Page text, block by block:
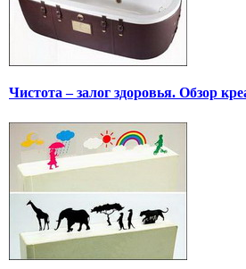
Чистота – залог здоровья. Обзор